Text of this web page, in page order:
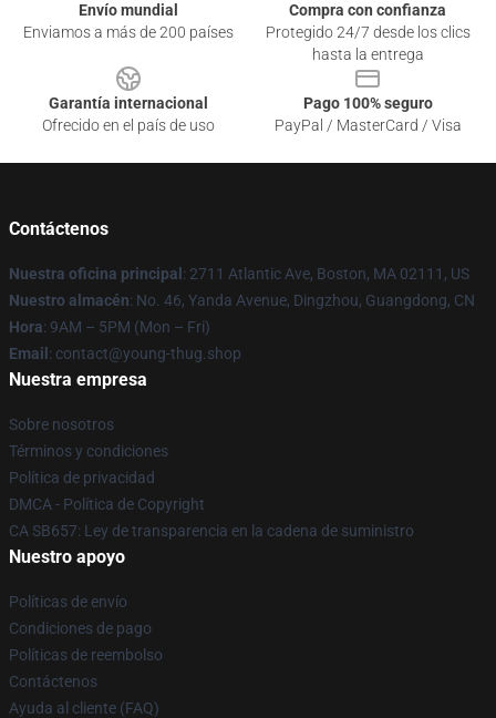
Envío mundial
Enviamos a más de 200 países
Compra con confianza
Protegido 24/7 desde los clics
hasta la entrega
Garantía internacional
Ofrecido en el país de uso
Pago 100% seguro
PayPal / MasterCard / Visa
Contáctenos
Nuestra oficina principal : 2711 Atlantic Ave, Boston, MA 02111, US
Nuestro almacén: No. 46, Yanda Avenue, Dingzhou, Guangdong, CN
Hora: 9AM – 5PM (Mon – Fri)
Email : contact@young-thug.shop
Nuestra empresa
Sobre nosotros
Términos y condiciones
Política de privacidad
DMCA - Política de Copyright
CA SB657: Ley de transparencia en la cadena de suministro
Nuestro apoyo
Políticas de envío
Condiciones de pago
Políticas de reembolso
Contáctenos
Ayuda al cliente (FAQ)